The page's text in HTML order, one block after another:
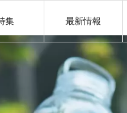
集 最新情報